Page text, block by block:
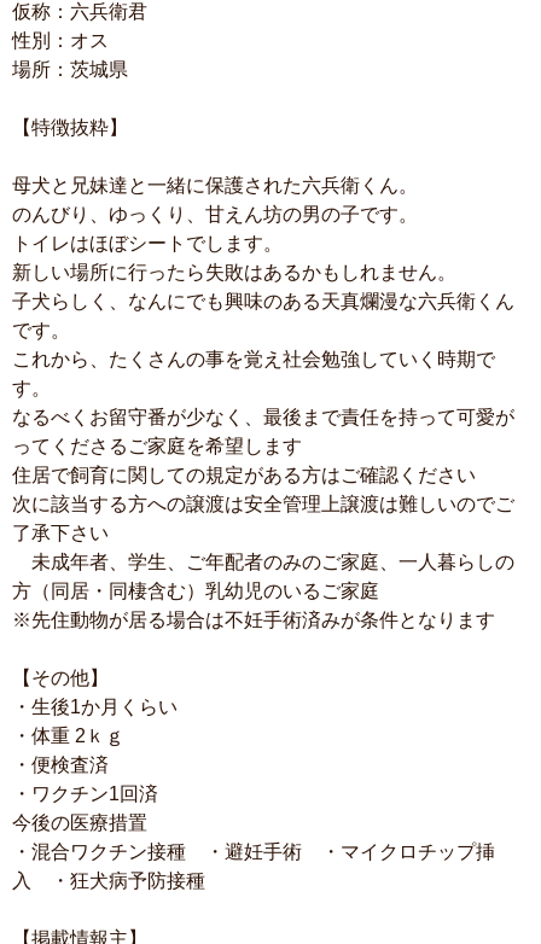
仮称：六兵衛君
性別：オス
場所：茨城県
【特徴抜粋】
母犬と兄妹達と一緒に保護された六兵衛くん。
のんびり、ゆっくり、甘えん坊の男の子です。
トイレはほぼシートでします。
新しい場所に行ったら失敗はあるかもしれません。
子犬らしく、なんにでも興味のある天真爛漫な六兵衛くん
です。
これから、たくさんの事を覚え社会勉強していく時期で
す。
なるべくお留守番が少なく、最後まで責任を持って可愛が
ってくださるご家庭を希望します
住居で飼育に関しての規定がある方はご確認ください
次に該当する方への譲渡は安全管理上譲渡は難しいのでご
了承下さい
未成年者、学生、ご年配者のみのご家庭、一人暮らしの
方（同居・同棲含む）乳幼児のいるご家庭
※先住動物が居る場合は不妊手術済みが条件となります
【その他】
・生後1か月くらい
・体重 2ｋｇ
・便検査済
・ワクチン1回済
今後の医療措置
・混合ワクチン接種 ・避妊手術 ・マイクロチップ挿
入 ・狂犬病予防接種
【掲載情報主】